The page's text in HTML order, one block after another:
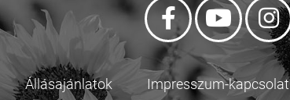
Állásajánlatok Impresszum-kapcsolat